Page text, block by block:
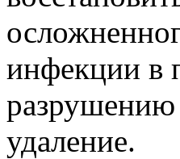
инфекции в
разрушению
удаление.